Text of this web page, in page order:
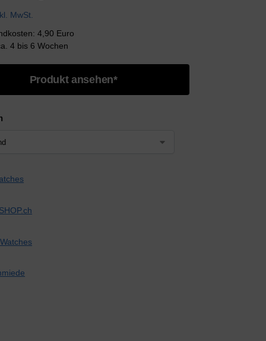
MwSt.
4,90 Euro
4 bis 6 Wochen
Produkt ansehen*